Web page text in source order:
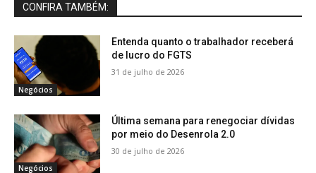
CONFIRA TAMBÉM:
Negócios
Entenda quanto o trabalhador receberá
de lucro do FGTS
31 de julho de 2026
Negócios
Última semana para renegociar dívidas
por meio do Desenrola 2.0
30 de julho de 2026